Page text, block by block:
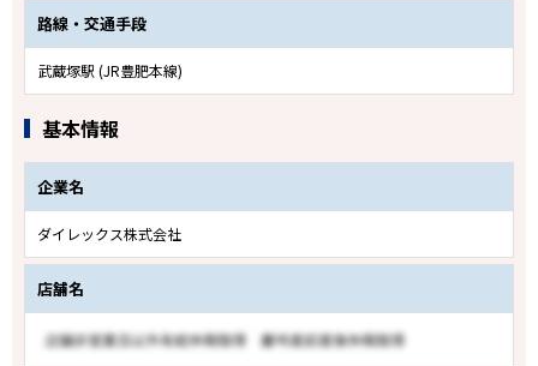
路線・交通手段
武蔵塚駅 (JR豊肥本線)
基本情報
企業名
ダイレックス株式会社
店舗名